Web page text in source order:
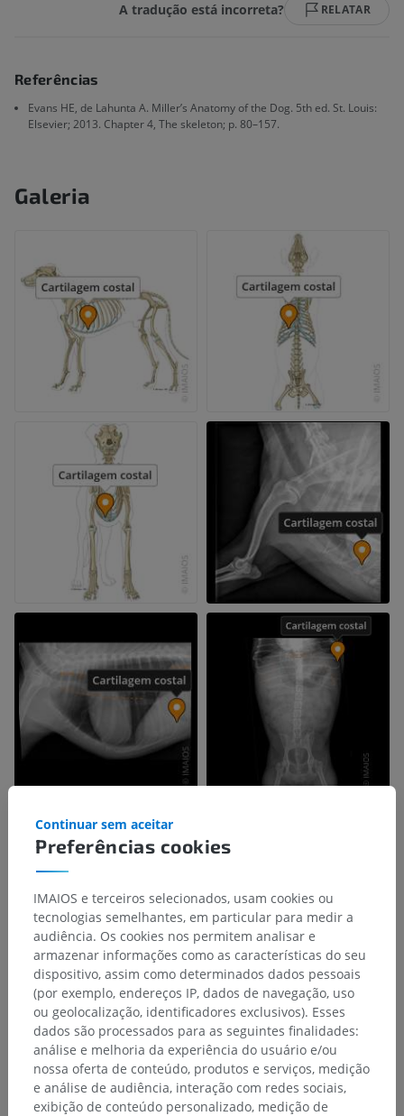
A tradução está incorreta? RELATAR
Referências
Evans HE, de Lahunta A. Miller’s Anatomy of the Dog. 5th ed. St. Louis:
Elsevier; 2013. Chapter 4, The skeleton; p. 80–157.
Galeria
Preferências cookies
Continuar sem aceitar
IMAIOS e terceiros selecionados, usam cookies ou
tecnologias semelhantes, em particular para medir a
audiência. Os cookies nos permitem analisar e
armazenar informações como as características do seu
dispositivo, assim como determinados dados pessoais
(por exemplo, endereços IP, dados de navegação, uso
ou geolocalização, identificadores exclusivos). Esses
dados são processados para as seguintes finalidades:
análise e melhoria da experiência do usuário e/ou
nossa oferta de conteúdo, produtos e serviços, medição
e análise de audiência, interação com redes sociais,
exibição de conteúdo personalizado, medição de